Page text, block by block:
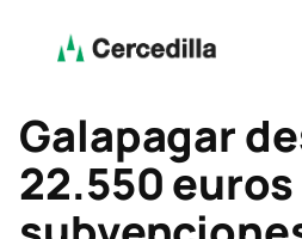
Galapagar
22.550 euros